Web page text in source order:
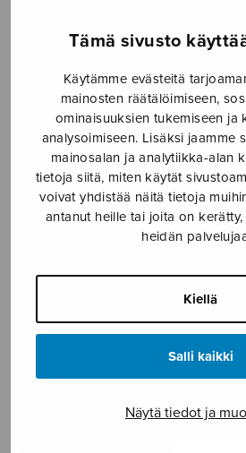
Tämä sivusto
Käytämme evästeitä
mainosten räätälöimiseen,
ominaisuuksien tukemiseen ja
analysoimiseen. Lisäksi jaamme
mainosalan ja analytiikka-alan
tietoja siitä, miten käytät
voivat yhdistää näitä tietoja
antanut heille tai joita on
heidän
Kiellä
Salli kaikki
Näytä tiedot ja
Muinainen käkeni
Fuhrmann Annika
10,20